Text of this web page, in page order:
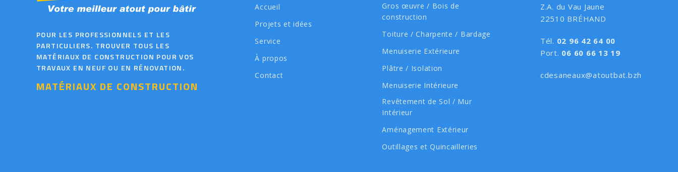
POUR LES PROFESSIONNELS ET LES
PARTICULIERS. TROUVER TOUS LES
MATÉRIAUX DE CONSTRUCTION POUR VOS
TRAVAUX EN NEUF OU EN RÉNOVATION.
MATÉRIAUX DE CONSTRUCTION
Accueil
Projets et idées
Service
À propos
Contact
Gros œuvre / Bois de
construction
Toiture / Charpente / Bardage
Menuiserie Extérieure
Plâtre / Isolation
Menuiserie Intérieure
Revêtement de Sol / Mur
Intérieur
Aménagement Extérieur
Outillages et Quincailleries
Z.A. du Vau Jaune
22510 BRÉHAND
Tél. 02 96 42 64 00
Port. 06 60 66 13 19
cdesaneaux@atoutbat.bzh